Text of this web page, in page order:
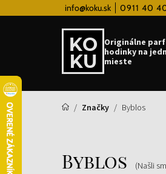
info@koku.sk 0911 40
Originálne
hodinky na
mieste
Značky Byblos
Byblos (Našli